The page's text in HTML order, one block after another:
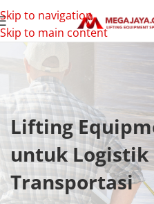
Skip to navigation
Skip to main content
Lifting
untuk Logistik
Transportasi